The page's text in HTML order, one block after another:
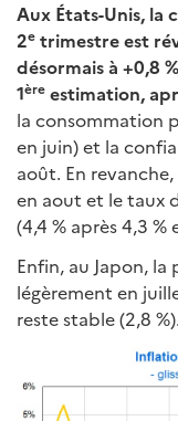
Aux États-Unis, la
2e trimestre est
désormais à +0,8
1ère estimation,
la consommation
en juin) et la
août. En
en aout et le taux
(4,4 % après 4,3 %
Enfin, au Japon,
légèrement en
reste stable (2,8 %).